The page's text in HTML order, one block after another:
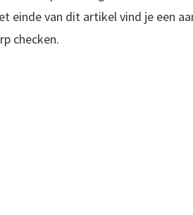
einde van dit artikel vind je een
checken.